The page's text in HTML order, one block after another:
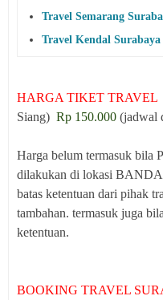
Travel Semarang
Travel Kendal
HARGA TIKET TRAVEL
Siang) Rp 150.000 (jadwal
Harga belum termasuk bila
dilakukan di lokasi
batas ketentuan dari pihak
tambahan. termasuk juga
ketentuan.
BOOKING TRAVEL